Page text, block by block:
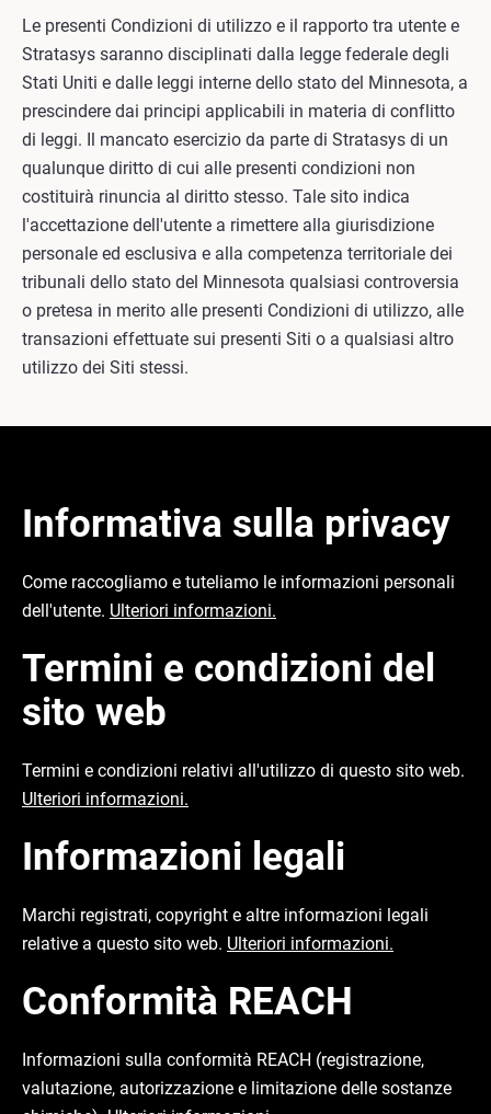
Le presenti Condizioni di utilizzo e il rapporto tra utente e
Stratasys saranno disciplinati dalla legge federale degli
Stati Uniti e dalle leggi interne dello stato del Minnesota, a
prescindere dai principi applicabili in materia di conflitto
di leggi. Il mancato esercizio da parte di Stratasys di un
qualunque diritto di cui alle presenti condizioni non
costituirà rinuncia al diritto stesso. Tale sito indica
l'accettazione dell'utente a rimettere alla giurisdizione
personale ed esclusiva e alla competenza territoriale dei
tribunali dello stato del Minnesota qualsiasi controversia
o pretesa in merito alle presenti Condizioni di utilizzo, alle
transazioni effettuate sui presenti Siti o a qualsiasi altro
utilizzo dei Siti stessi.
Informativa sulla privacy
Come raccogliamo e tuteliamo le informazioni personali
dell'utente. Ulteriori informazioni.
Termini e condizioni del
sito web
Termini e condizioni relativi all'utilizzo di questo sito web.
Ulteriori informazioni.
Informazioni legali
Marchi registrati, copyright e altre informazioni legali
relative a questo sito web. Ulteriori informazioni.
Conformità REACH
Informazioni sulla conformità REACH (registrazione,
valutazione, autorizzazione e limitazione delle sostanze